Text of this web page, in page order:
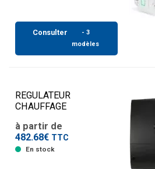
Consulter
- 3
modèles
REGULATEUR
CHAUFFAGE
à partir de
482.68€ TTC
En stock